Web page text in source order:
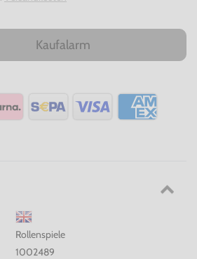
Kaufalarm
Rollenspiele
1002489